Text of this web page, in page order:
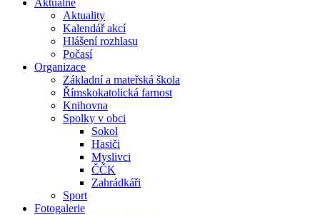
Aktuálně
Aktuality
Kalendář akcí
Hlášení rozhlasu
Počasí
Organizace
Základní a mateřská škola
Římskokatolická farnost
Knihovna
Spolky v obci
Sokol
Hasiči
Myslivci
ČČK
Zahrádkáři
Sport
Fotogalerie